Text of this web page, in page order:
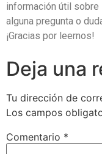
información útil
alguna pregunta o
¡Gracias por leernos!
Deja una
Tu dirección de
Los campos
Comentario *